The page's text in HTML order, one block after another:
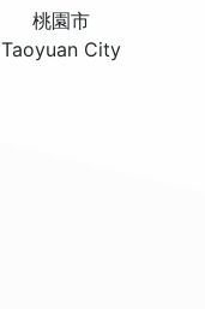
桃園市
Taoyuan City